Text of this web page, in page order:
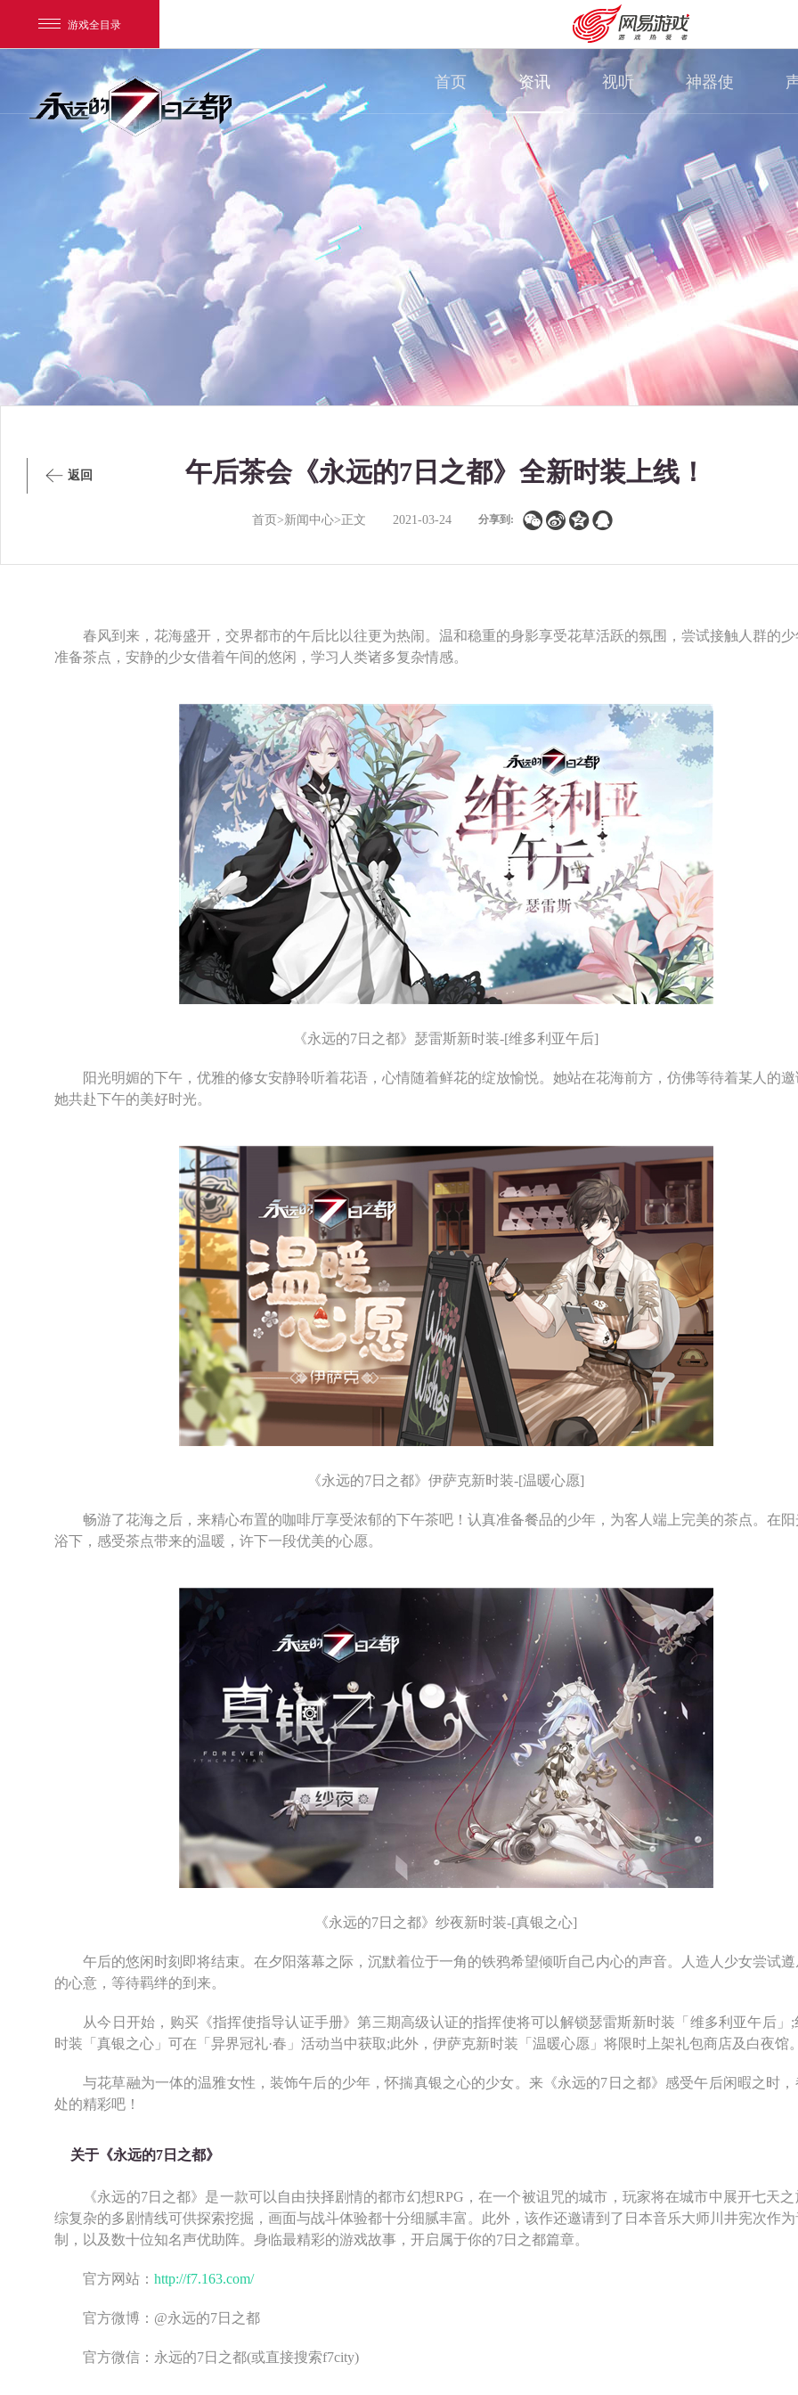
游戏全目录
网易游戏
游戏爱好者
永远的7日之都
安卓充值 客服中心
首页 资讯 视听 神器使
午后茶会《永远的7日之都》全新时装上线！
返回
首页>新闻中心>正文 2021-03-24 分享到: 
春风到来，花海盛开，交界都市的午后比以往更为热闹。温和稳重的身影享受花草活跃的氛围，尝试接触人群的少
准备茶点，安静的少女借着午间的悠闲，学习人类诸多复杂情感。
《永远的7日之都》瑟雷斯新时装-[维多利亚午后]
阳光明媚的下午，优雅的修女安静聆听着花语，心情随着鲜花的绽放愉悦。她站在花海前方，仿佛等待着某人的邀
她共赴下午的美好时光。
《永远的7日之都》伊萨克新时装-[温暖心愿]
畅游了花海之后，来精心布置的咖啡厅享受浓郁的下午茶吧！认真准备餐品的少年，为客人端上完美的茶点。在阳
浴下，感受茶点带来的温暖，许下一段优美的心愿。
《永远的7日之都》纱夜新时装-[真银之心]
午后的悠闲时刻即将结束。在夕阳落幕之际，沉默着位于一角的铁鸦希望倾听自己内心的声音。人造人少女尝试遵
的心意，等待羁绊的到来。
从今日开始，购买《指挥使指导认证手册》第三期高级认证的指挥使将可以解锁瑟雷斯新时装「维多利亚午后」;
时装「真银之心」可在「异界冠礼·春」活动当中获取;此外，伊萨克新时装「温暖心愿」将限时上架礼包商店及白夜馆
与花草融为一体的温雅女性，装饰午后的少年，怀揣真银之心的少女。来《永远的7日之都》感受午后闲暇之时，
处的精彩吧！
关于《永远的7日之都》
《永远的7日之都》是一款可以自由抉择剧情的都市幻想RPG，在一个被诅咒的城市，玩家将在城市中展开七天之
综复杂的多剧情线可供探索挖掘，画面与战斗体验都十分细腻丰富。此外，该作还邀请到了日本音乐大师川井宪次作
制，以及数十位知名声优助阵。身临最精彩的游戏故事，开启属于你的7日之都篇章。
官方网站： http://f7.163.com/
官方微博：@永远的7日之都
官方微信：永远的7日之都(或直接搜索f7city)